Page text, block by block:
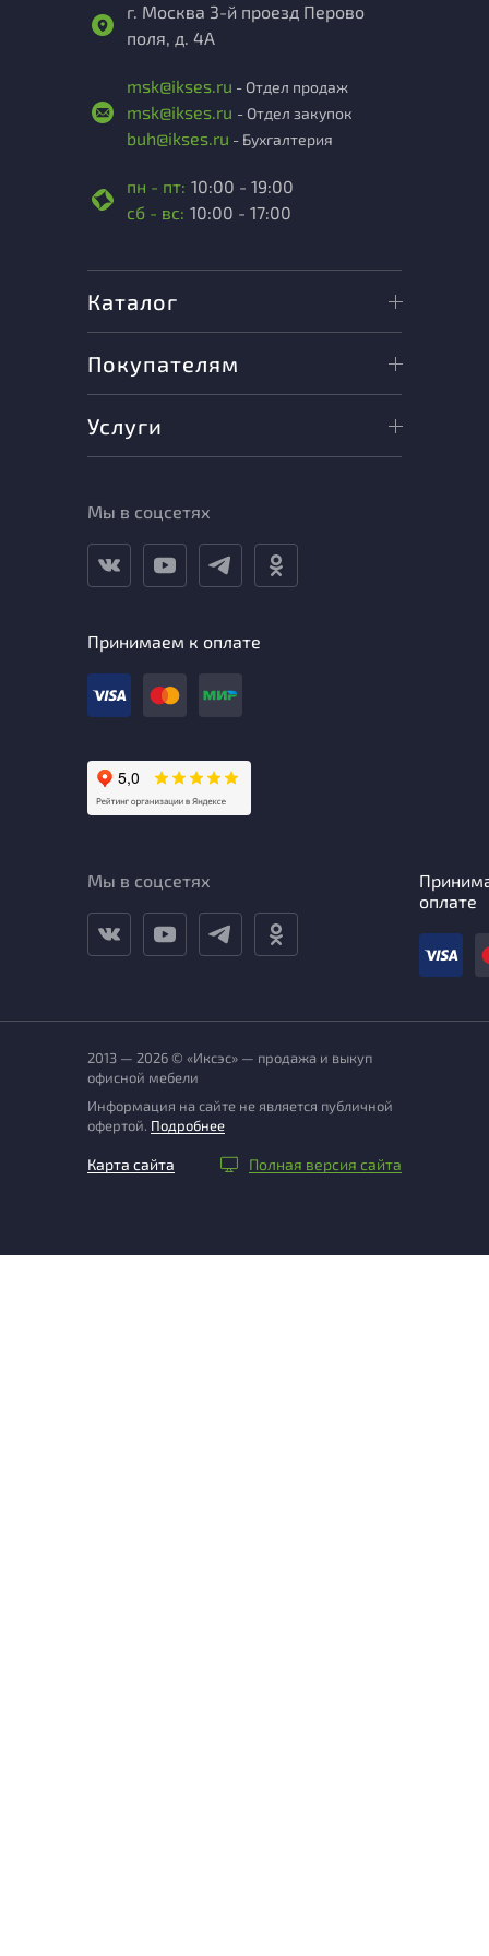
г. Москва 3-й проезд Перово
поля, д. 4А
msk@ikses.ru - Отдел продаж
msk@ikses.ru - Отдел закупок
buh@ikses.ru - Бухгалтерия
пн - пт: 10:00 - 19:00
сб - вс: 10:00 - 17:00
Каталог
Покупателям
Услуги
Мы в соцсетях
Принимаем к оплате
Мы в соцсетях
оплате
2013 — 2026 © «Иксэс» — продажа и выкуп
офисной мебели
Информация на сайте не является публичной
офертой. Подробнее
Карта сайта Полная версия сайта